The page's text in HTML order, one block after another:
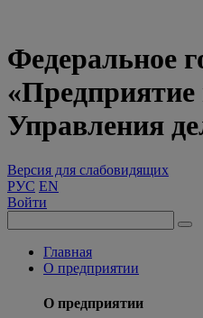
Федеральное
Управления
Версия для слабовидящих
РУС EN
Войти
Главная
О предприятии
О предприятии